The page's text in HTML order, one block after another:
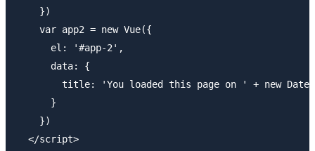
    })
    var app2 = new Vue({
      el: '#app-2',
      data: {
title: 'You loaded this page on ' + new
      }
    })
  </script>